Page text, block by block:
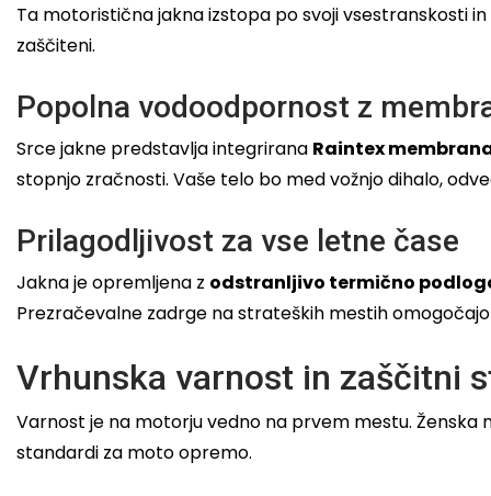
Ta motoristična jakna izstopa po svoji vsestranskosti
zaščiteni.
Popolna vodoodpornost z
Srce jakne predstavlja integrirana Raintex
stopnjo zračnosti. Vaše telo bo med vožnjo dihalo,
Prilagodljivost za vse letne čase
Jakna je opremljena z odstranljivo termično
Prezračevalne zadrge na strateških mestih
Vrhunska varnost in zaščitni
Varnost je na motorju vedno na prvem mestu. Ženska
standardi za moto opremo.